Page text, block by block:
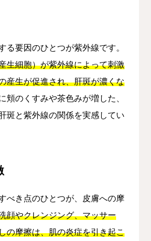
る要因のひとつが紫外線です。
生細胞）が紫外線によって刺激
産生が促進され、肝斑が濃くな
頬のくすみや茶色みが増した、
斑と紫外線の関係を実感してい
べき点のひとつが、皮膚への摩
顔やクレンジング、マッサー
の摩擦は、肌の炎症を引き起こ